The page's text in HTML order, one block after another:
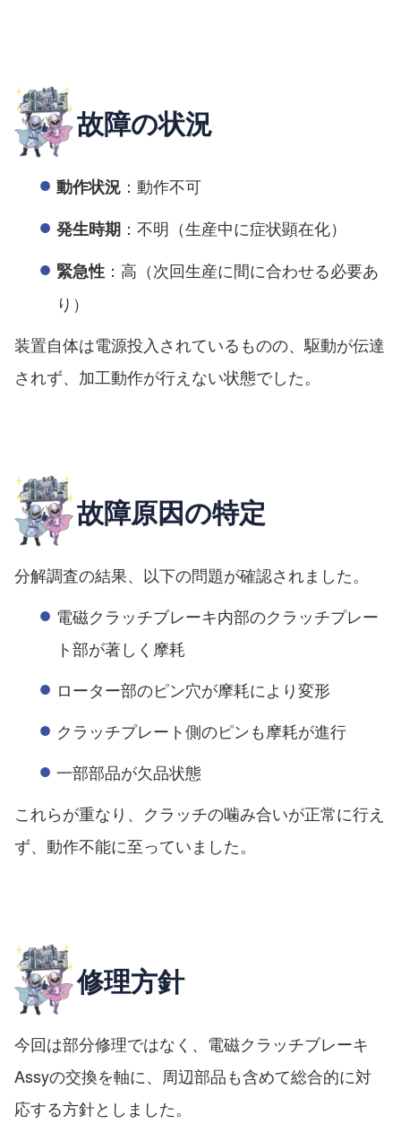
故障の状況
動作状況 ：動作不可
発生時期 ：不明（生産中に症状顕在化）
緊急性 ：高（次回生産に間に合わせる必要あ
り）
装置自体は電源投入されているものの、駆動が伝達
されず、加工動作が行えない状態でした。
故障原因の特定
分解調査の結果、以下の問題が確認されました。
電磁クラッチブレーキ内部のクラッチプレー
ト部が著しく摩耗
ローター部のピン穴が摩耗により変形
クラッチプレート側のピンも摩耗が進行
一部部品が欠品状態
これらが重なり、クラッチの噛み合いが正常に行え
ず、動作不能に至っていました。
修理方針
今回は部分修理ではなく、電磁クラッチブレーキ
Assyの交換を軸に、周辺部品も含めて総合的に対
応する方針としました。